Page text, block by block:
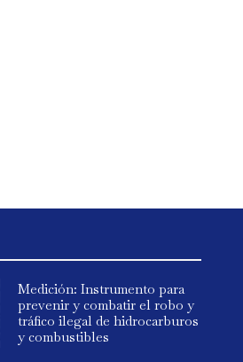
Medición: Instrumento para
prevenir y combatir el robo y
tráfico ilegal de hidrocarburos
y combustibles